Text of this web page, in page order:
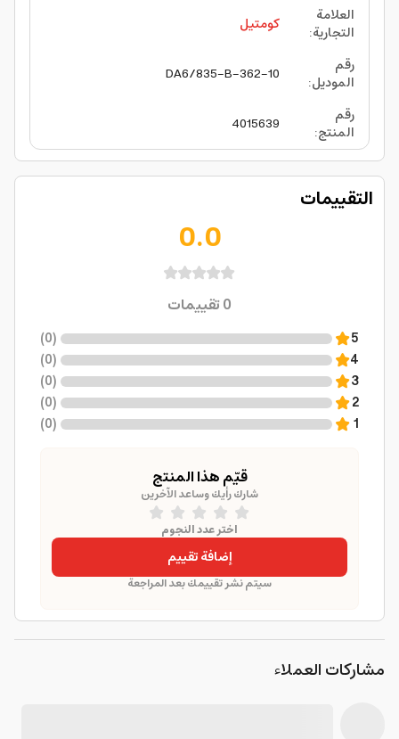
العلامة
التجارية:
كومتيل
رقم
الموديل:
362-10-DA6/835-B
رقم
المنتج:
4015639
التقييمات
0.0
0تقييمات
5
(
0
)
4
(
0
)
3
(
0
)
2
(
0
)
1
(
0
)
قيّم هذا المنتج
شارك رأيك وساعد الآخرين
اختر عدد النجوم
إضافة تقييم
سيتم نشر تقييمك بعد المراجعة
مشاركات العملاء